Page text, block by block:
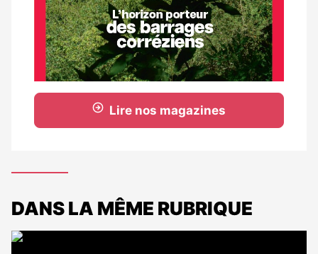
Lire nos magazines
DANS LA MÊME RUBRIQUE